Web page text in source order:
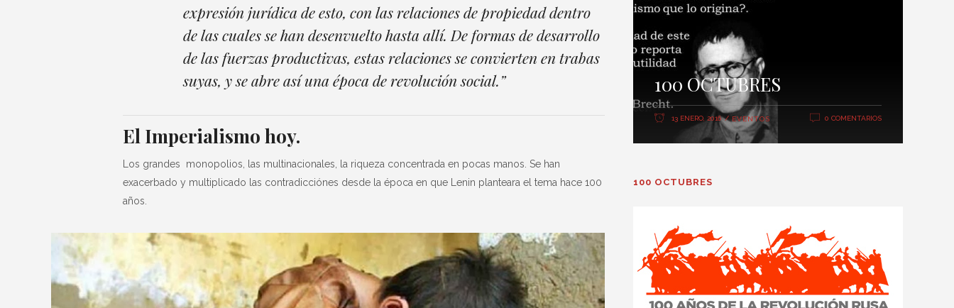
expresión jurídica de esto, con las relaciones de propiedad dentro
de las cuales se han desenvuelto hasta allí. De formas de desarrollo
de las fuerzas productivas, estas relaciones se convierten en trabas
suyas, y se abre así una época de revolución social.”
El Imperialismo hoy.
Los grandes monopolios, las multinacionales, la riqueza concentrada en pocas manos. Se han
exacerbado y multiplicado las contradicciónes desde la época en que Lenin planteara el tema hace 100
años.
100 OCTUBRES
13 ENERO, 2016 EVENTOS 0 COMENTARIOS
100 OCTUBRES